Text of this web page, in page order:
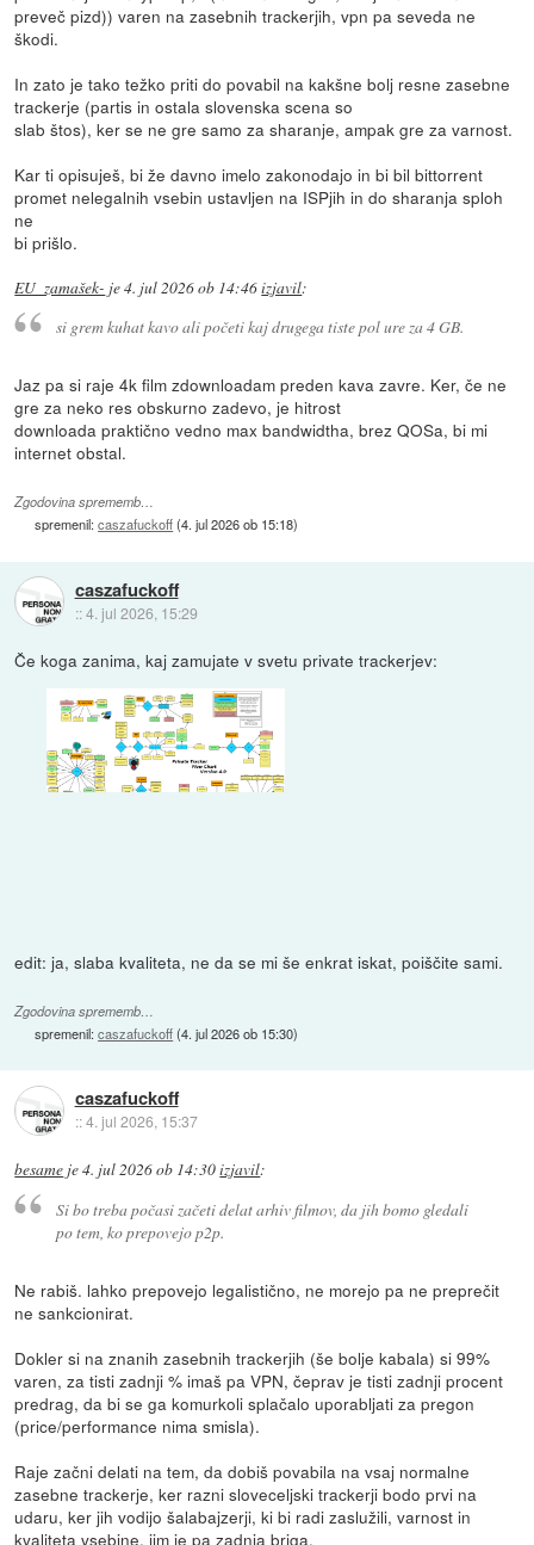
preveč pizd)) varen na zasebnih trackerjih, vpn pa seveda ne
škodi.
In zato je tako težko priti do povabil na kakšne bolj resne zasebne
trackerje (partis in ostala slovenska scena so
slab štos), ker se ne gre samo za sharanje, ampak gre za varnost.
Kar ti opisuješ, bi že davno imelo zakonodajo in bi bil bittorrent
promet nelegalnih vsebin ustavljen na ISPjih in do sharanja sploh
ne
bi prišlo.
EU_zamašek- je4. jul 2026 ob 14:46izjavil:
si grem kuhat kavo ali početi kaj drugega tiste pol ure za 4 GB.
Jaz pa si raje 4k film zdownloadam preden kava zavre. Ker, če ne
gre za neko res obskurno zadevo, je hitrost
downloada praktično vedno max bandwidtha, brez QOSa, bi mi
internet obstal.
Zgodovina sprememb…
spremenil:caszafuckoff(4. jul 2026 ob 15:18)
caszafuckoff
::4. jul 2026, 15:29
Če koga zanima, kaj zamujate v svetu private trackerjev:
edit: ja, slaba kvaliteta, ne da se mi še enkrat iskat, poiščite sami.
Zgodovina sprememb…
spremenil:caszafuckoff(4. jul 2026 ob 15:30)
caszafuckoff
::4. jul 2026, 15:37
besame je4. jul 2026 ob 14:30izjavil:
Si bo treba počasi začeti delat arhiv filmov, da jih bomo gledali
po tem, ko prepovejo p2p.
Ne rabiš. lahko prepovejo legalistično, ne morejo pa ne preprečit
ne sankcionirat.
Dokler si na znanih zasebnih trackerjih (še bolje kabala) si 99%
varen, za tisti zadnji % imaš pa VPN, čeprav je tisti zadnji procent
predrag, da bi se ga komurkoli splačalo uporabljati za pregon
(price/performance nima smisla).
Raje začni delati na tem, da dobiš povabila na vsaj normalne
zasebne trackerje, ker razni sloveceljski trackerji bodo prvi na
udaru, ker jih vodijo šalabajzerji, ki bi radi zaslužili, varnost in
kvaliteta vsebine, jim je pa zadnja briga.